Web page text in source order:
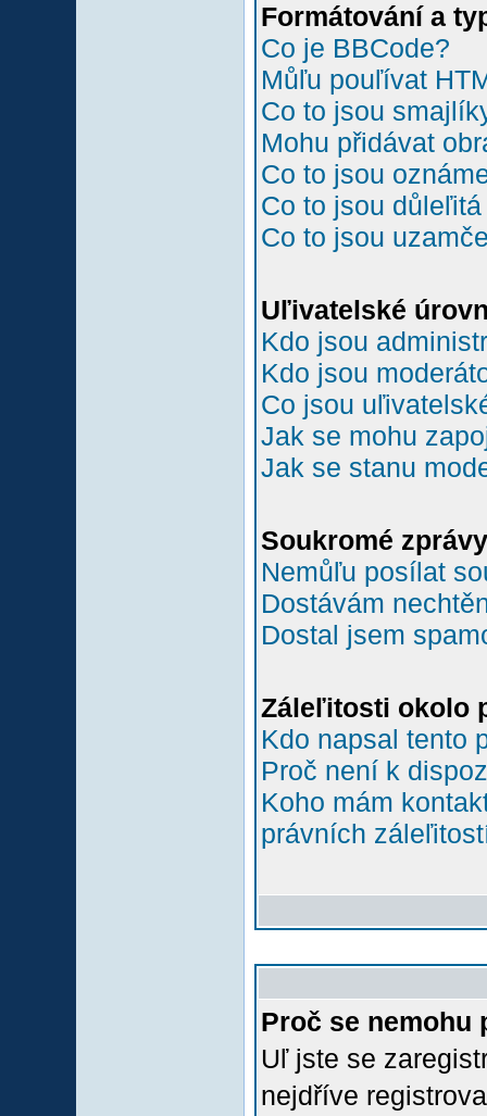
Formátování a
Co je BBCode?
Můľu pouľívat
Co to jsou
Mohu přidávat
Co to jsou
Co to jsou
Co to jsou
Uľivatelské
Kdo jsou
Kdo jsou
Co jsou
Jak se mohu
Jak se stanu
Soukromé zprávy
Nemůľu posílat
Dostávám
Dostal jsem
Záleľitosti okolo
Kdo napsal tento
Proč není k
Koho mám
právních
Proč se nemohu
Uľ jste se
nejdříve